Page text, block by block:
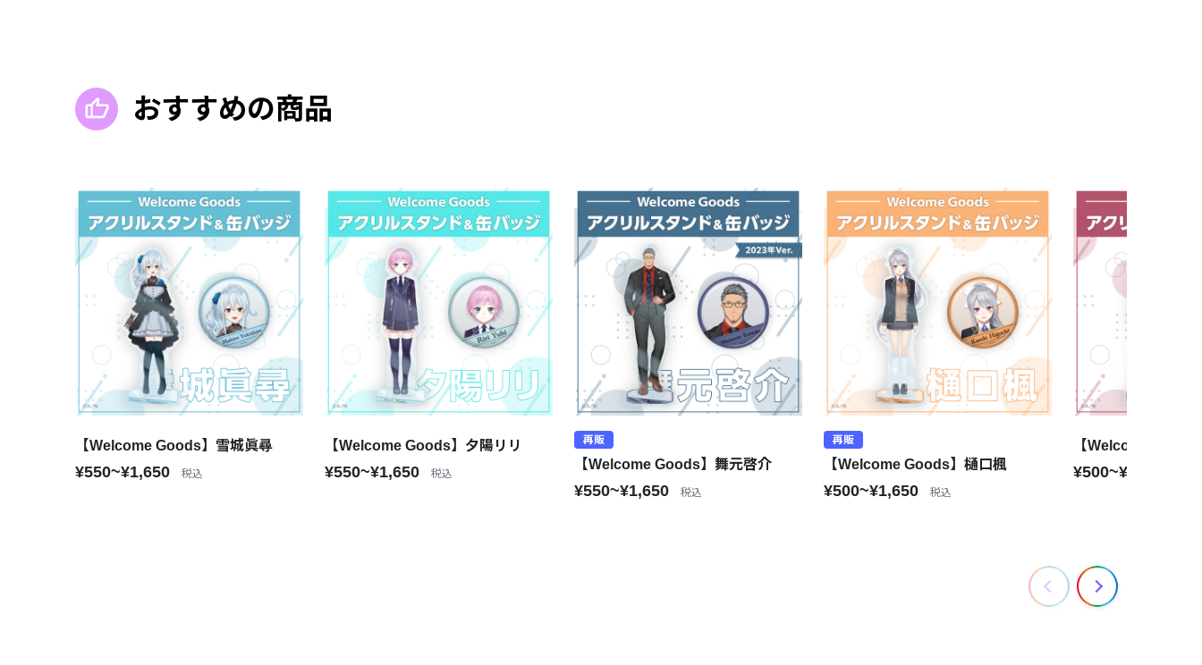
おすすめの商品
【Welcome Goods】雪城眞尋
¥550~¥1,650 税込
【Welcome Goods】夕陽リリ
¥550~¥1,650 税込
再販
【Welcome Goods】舞元啓介
¥550~¥1,650 税込
再販
【Welcome Goods】樋口楓
¥500~¥1,650 税込
【Welcome
¥500~¥1,650